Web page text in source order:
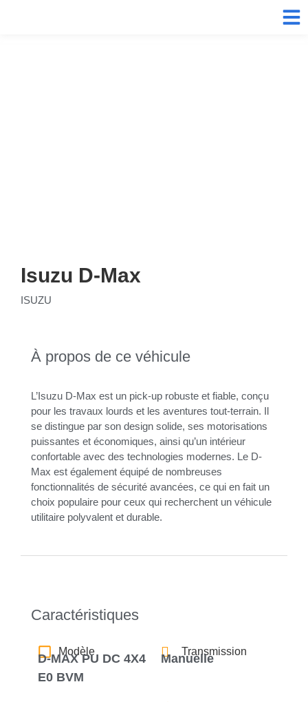
Isuzu D-Max
ISUZU
À propos de ce véhicule
L’Isuzu D-Max est un pick-up robuste et fiable, conçu
pour les travaux lourds et les aventures tout-terrain. Il
se distingue par son design solide, ses motorisations
puissantes et économiques, ainsi qu’un intérieur
confortable avec des technologies modernes. Le D-
Max est également équipé de nombreuses
fonctionnalités de sécurité avancées, ce qui en fait un
choix populaire pour ceux qui recherchent un véhicule
utilitaire polyvalent et durable.
Caractéristiques
Modèle
D-MAX PU DC 4X4
E0 BVM
Transmission
Manuelle